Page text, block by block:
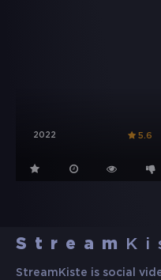
2022 5.6
Stream
StreamKiste is social